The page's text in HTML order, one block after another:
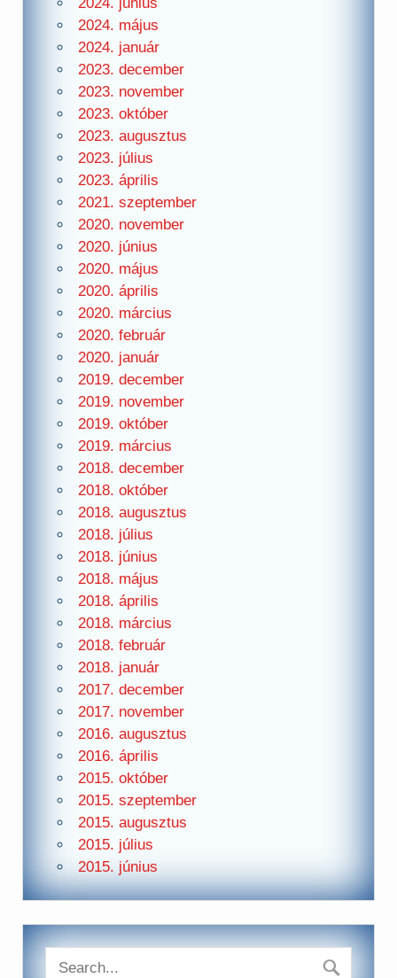
2024. május
2024. január
2023. december
2023. november
2023. október
2023. augusztus
2023. július
2023. április
2021. szeptember
2020. november
2020. június
2020. május
2020. április
2020. március
2020. február
2020. január
2019. december
2019. november
2019. október
2019. március
2018. december
2018. október
2018. augusztus
2018. július
2018. június
2018. május
2018. április
2018. március
2018. február
2018. január
2017. december
2017. november
2016. augusztus
2016. április
2015. október
2015. szeptember
2015. augusztus
2015. július
2015. június